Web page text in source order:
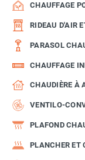
CHAUFFAGE
RIDEAU D'AIR
PARASOL
CHAUFFAGE
CHAUDIÈRE À
VENTILO-
PLAFOND
PLANCHER ET